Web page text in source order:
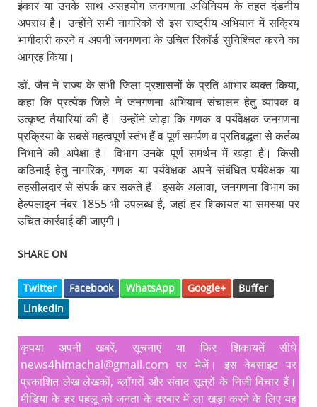
इंकार या उनके साथ असहयोग जनगणना अधिनियम के तहत दंडनीय
अपराध है। उन्होंने सभी नागरिकों से इस राष्ट्रीय अभियान में सक्रिय
भागीदारी करने व अपनी जनगणना के उचित रिकॉर्ड सुनिश्चित करने का
आग्रह किया।
डॉ. जैन ने राज्य के सभी जिला प्रशासनों के प्रति आभार व्यक्त किया,
कहा कि प्रत्येक जिले ने जनगणना अभियान संचालन हेतु व्यापक व
उत्कृष्ट तैयारियां की हैं। उन्होंने जोड़ा कि गणक व पर्यवेक्षक जनगणना
प्रक्रिया के सबसे महत्वपूर्ण स्तंभ हैं व पूर्ण समर्पण व प्रतिबद्धता से कर्तव्य
निभाने की अपेक्षा है। विभाग उनके पूर्ण समर्थन में खड़ा है। किसी
कठिनाई हेतु नागरिक, गणक या पर्यवेक्षक अपने संबंधित पर्यवेक्षक या
तहसीलदार से संपर्क कर सकते हैं। इसके अलावा, जनगणना विभाग का
हेल्पलाइन नंबर 1855 भी उपलब्ध है, जहां हर शिकायत या समस्या पर
उचित कार्रवाई की जाएगी।
SHARE ON
Twitter Facebook WhatsApp Google+
Buffer
LinkedIn
कृपया अपनी खबरें, सूचनाएं या फिर शिकायतें सीधे
news4himachal@gmail.com पर भेजें। इस वेबसाइट पर
प्रकाशित लेख लेखकों, ब्लॉगरों और संवाद सूत्रों के निजी विचार हैं।
मीडिया के हर पहलू को जनता के दरबार में ला खड़ा करने के लिए यह